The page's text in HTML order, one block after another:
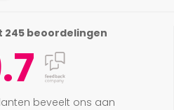
245 beoordelingen
beveelt ons aan